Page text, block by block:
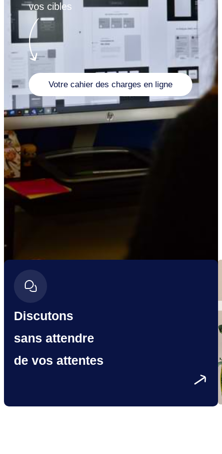
vos cibles
Votre cahier des charges en ligne
Discutons
sans attendre
de vos attentes